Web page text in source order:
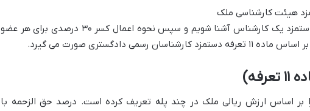
هیئت کارشناسی ملک
>، لازم است ابتدا با فرمول پلکانی دستمزد یک کارشناس آشنا شویم و سپس نحوه اعمال کسر ۳۰ درصدی برای هر عضو
دادگستری صورت می گیرد.
را بر اساس ارزش ریالی ملک در چند پله تعریف کرده است. درصد حق الزحمه با